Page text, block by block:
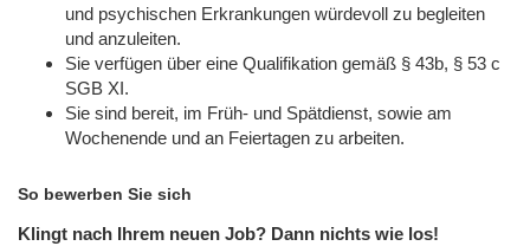
und psychischen Erkrankungen würdevoll zu begleiten
und anzuleiten.
Sie verfügen über eine Qualifikation gemäß § 43b, § 53 c
SGB XI.
Sie sind bereit, im Früh- und Spätdienst, sowie am
Wochenende und an Feiertagen zu arbeiten.
So bewerben Sie sich
Klingt nach Ihrem neuen Job? Dann nichts wie los!